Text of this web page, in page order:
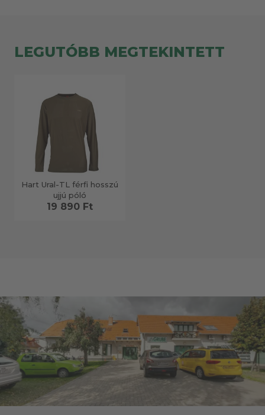
LEGUTÓBB MEGTEKINTETT
Hart Ural-TL férfi hosszú
ujjú póló
19 890 Ft